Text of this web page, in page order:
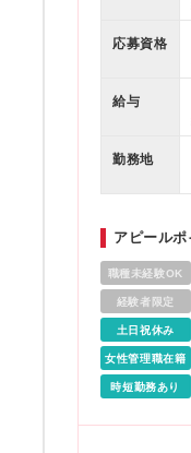
応募資格
給与
勤務地
アピールポ
職種未経験OK
経験者限定
土日祝休み
女性管理職在籍
時短勤務あり